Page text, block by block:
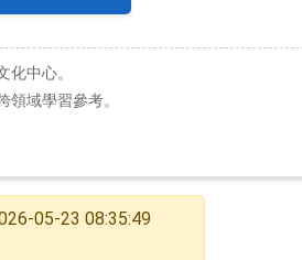
中心。
域學習參考。
05-23 08:35:49